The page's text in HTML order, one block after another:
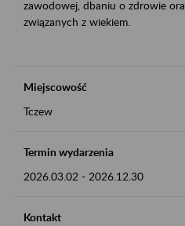
zawodowej, dbaniu o zdrowie
związanych z wiekiem.
Miejscowość
Tczew
Termin wydarzenia
2026.03.02 - 2026.12.30
Kontakt